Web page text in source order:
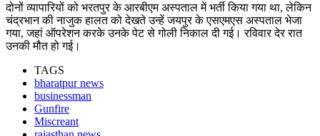
दोनों व्यापारियों को भरतपुर के आरबीएम अस्पताल में भर्ती किया गया था, लेकिन
चंद्रभान की नाजुक हालत को देखते उन्हें जयपुर के एसएमएस अस्पताल भेजा
गया, जहां ऑपरेशन करके उनके पेट से गोली निकाल दी गई। रविवार देर रात
उनकी मौत हो गई।
TAGS
bharatpur news
businessman
Gunfire
Miscreant